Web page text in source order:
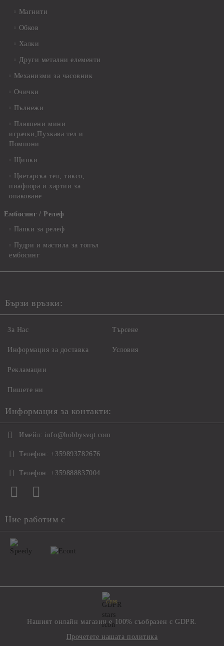
Магнити
Обков
Халки
Други метални елементи
Механизми за часовник
Очички
Пълнежи
Плюшени мини
играчки,Пухкава тел и
Помпони
Щипки
Цветарска тел, тиксо,
пиафлора и хартии за
опаковане
Ембосинг / Релеф
Папки за релеф
Пудри и мастила за топъл
ембосинг
Бързи връзки:
За Нас
Информация за доставка
Рекламации
Пишете ни
Търсене
Условия
Информация за контакти:
Имейл: info@hobbysvqt.com
Телефон: +359893782676
Телефон: +359888837004
Ние работим с
GDPR
Нашият онлайн магазин е 100% съобразен с GDPR.
Прочетете нашата политика